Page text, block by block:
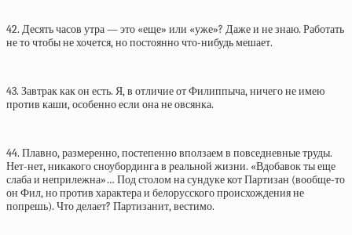
42. Десять часов утра — это «еще» или «уже»? Даже и не знаю. Работать
не то чтобы не хочется, но постоянно что-нибудь мешает.
43. Завтрак как он есть. Я, в отличие от Филиппыча, ничего не имею
против каши, особенно если она не овсянка.
44. Плавно, размеренно, постепенно вползаем в повседневные труды.
Нет-нет, никакого сноубординга в реальной жизни. «Вдобавок ты еще
слаба и неприлежна»… Под столом на сундуке кот Партизан (вообще-то
он Фил, но против характера и белорусского происхождения не
попрешь). Что делает? Партизанит, вестимо.